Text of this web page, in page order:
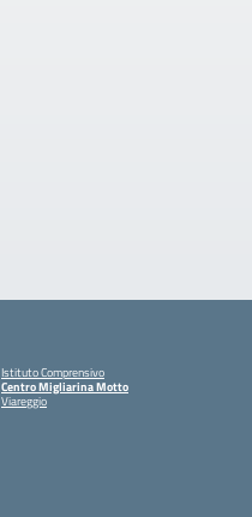
Istituto Comprensivo
Centro Migliarina Motto
Viareggio